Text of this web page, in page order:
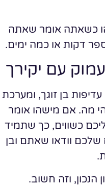
כשאתה אומר שאתה
דקות או כמה ימים.
עם יקירך
בן זוגך, ומערכת
מה. אם מישהו אומר
כשווים, כך שתמיד
שלכם וודאו שאתם ובן
וזה חשוב.